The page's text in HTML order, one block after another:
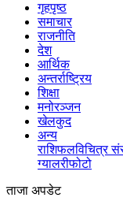
गृहपृष्ठ
समाचार
राजनीति
देश
आर्थिक
अन्तर्राष्ट्रिय
शिक्षा
मनोरञ्जन
खेलकुद
अन्य
राशिफलविचित्र
ग्यालरीफोटो
ताजा अपडेट